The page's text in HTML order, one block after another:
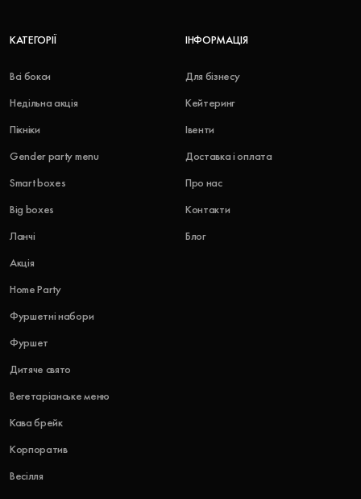
КАТЕГОРІЇ
Всі бокси
Недільна акція
Пікніки
Gender party menu
Smart boxes
Big boxes
Ланчі
Акція
Home Party
Фуршетні набори
Фуршет
Дитяче свято
Вегетаріанське меню
Кава брейк
Корпоратив
Весілля
ІНФОРМАЦІЯ
Для бізнесу
Кейтеринг
Івенти
Доставка і оплата
Про нас
Контакти
Блог